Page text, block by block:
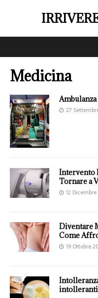
Medicina
27
Intervento
Tornare a
12
Diventare
Come
19 Ottobre